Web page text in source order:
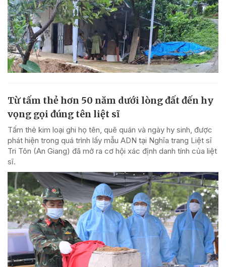
Từ tấm thẻ hơn 50 năm dưới lòng đất đến hy
vọng gọi đúng tên liệt sĩ
Tấm thẻ kim loại ghi họ tên, quê quán và ngày hy sinh, được
phát hiện trong quá trình lấy mẫu ADN tại Nghĩa trang Liệt sĩ
Tri Tôn (An Giang) đã mở ra cơ hội xác định danh tính của liệt
sĩ.